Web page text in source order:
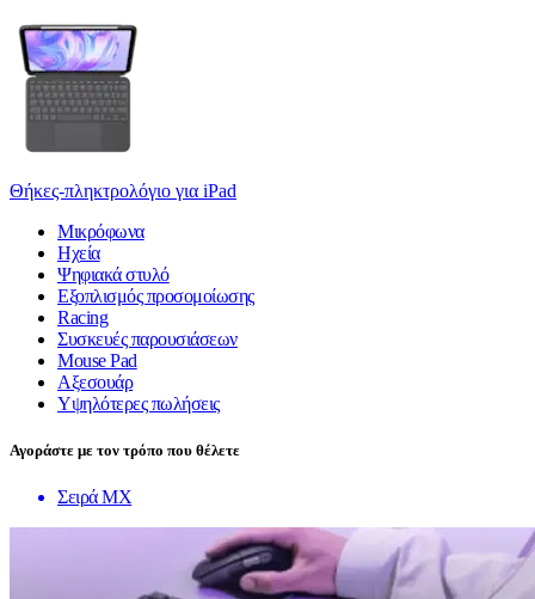
Θήκες-πληκτρολόγιο για iPad
Μικρόφωνα
Ηχεία
Ψηφιακά στυλό
Εξοπλισμός προσομοίωσης
Racing
Συσκευές παρουσιάσεων
Mouse Pad
Αξεσουάρ
Υψηλότερες πωλήσεις
Αγοράστε με τον τρόπο που θέλετε
Σειρά MX